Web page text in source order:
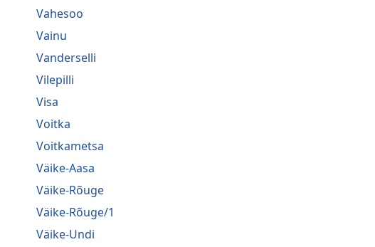
Vahesoo
Vainu
Vanderselli
Vilepilli
Visa
Voitka
Voitkametsa
Väike-Aasa
Väike-Rõuge
Väike-Rõuge/1
Väike-Undi